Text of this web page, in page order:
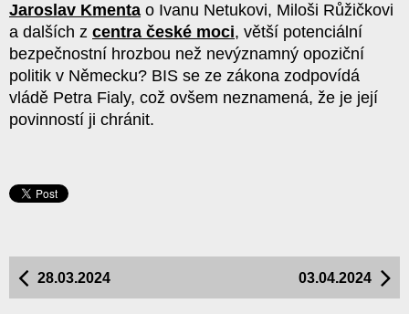
Jaroslav Kmenta o Ivanu Netukovi, Miloši Růžičkovi
a dalších z centra české moci, větší potenciální
bezpečnostní hrozbou než nevýznamný opoziční
politik v Německu? BIS se ze zákona zodpovídá
vládě Petra Fialy, což ovšem neznamená, že je její
povinností ji chránit.
03.04.2024
28.03.2024